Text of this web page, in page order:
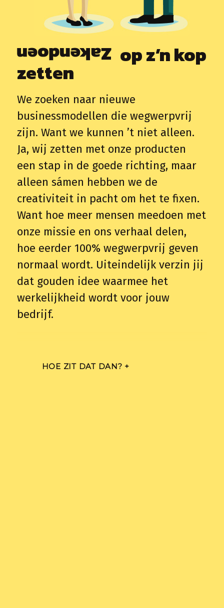
op z’n kop
zetten
We zoeken naar nieuwe
businessmodellen die wegwerpvrij
zijn. Want we kunnen ’t niet alleen.
Ja, wij zetten met onze producten
een stap in de goede richting, maar
alleen sámen hebben we de
creativiteit in pacht om het te fixen.
Want hoe meer mensen meedoen met
onze missie en ons verhaal delen,
hoe eerder 100% wegwerpvrij geven
normaal wordt. Uiteindelijk verzin jij
dat gouden idee waarmee het
werkelijkheid wordt voor jouw
bedrijf.
We zoeken naar nieuwe
HOE ZIT DAT DAN? +